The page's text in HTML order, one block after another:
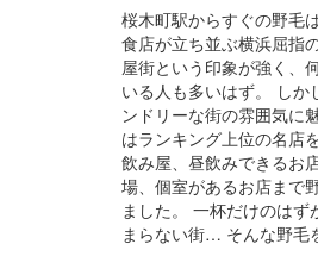
桜木町駅からすぐの野毛
食店が立ち並ぶ横浜屈指
屋街という印象が強く、
いる人も多いはず。 しか
ンドリーな街の雰囲気に
はランキング上位の名店
飲み屋、昼飲みできるお
場、個室があるお店まで
ました。 一杯だけのは
まらない街… そんな野毛